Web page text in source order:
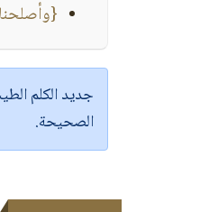
جديد الكلم
الصحيحة.